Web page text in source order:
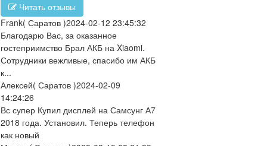
Читать отзывы
Frank( Саратов )2024-02-12 23:45:32
Благодарю Вас, за оказанное
гостеприимство Брал АКБ на Xiaomi.
Сотрудники вежливые, спасибо им АКБ
к...
Алексей( Саратов )2024-02-09
14:24:26
Вс супер Купил дисплей на Самсунг А7
2018 года. Установил. Теперь телефон
как новый